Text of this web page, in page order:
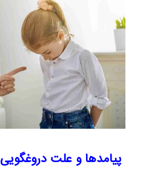
پیامدها و علت دروغگویی